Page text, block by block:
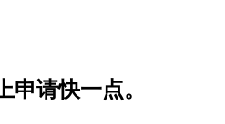
申请快一点。